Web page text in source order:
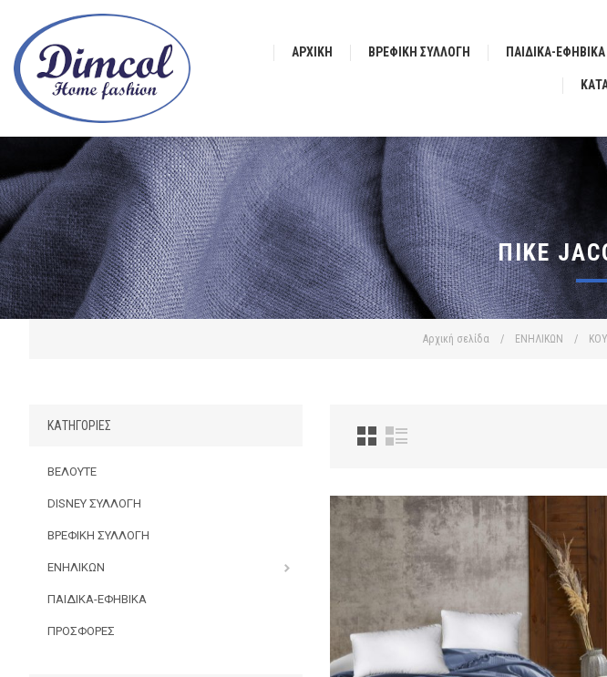
ΑΡΧΙΚΉ ΒΡΕΦΙΚΗ ΣΥΛΛΟΓΗ ΠΑΙΔΙΚΑ-ΕΦΗΒΙΚΑ
Αρχική σελίδα / ΕΝΗΛΙΚΩΝ /
ΠΙΚΕ
ΚΑΤΗΓΟΡΊΕΣ
ΒΕΛΟΥΤΕ
DISNEY ΣΥΛΛΟΓΗ
ΒΡΕΦΙΚΗ ΣΥΛΛΟΓΗ
ΕΝΗΛΙΚΩΝ
ΠΑΙΔΙΚΑ-ΕΦΗΒΙΚΑ
ΠΡΟΣΦΟΡΕΣ